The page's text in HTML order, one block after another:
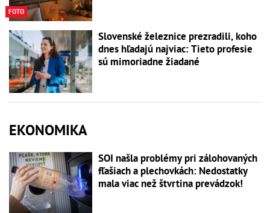
FOTO
Slovenské železnice prezradili, koho
dnes hľadajú najviac: Tieto profesie
sú mimoriadne žiadané
EKONOMIKA
SOI našla problémy pri zálohovaných
fľašiach a plechovkách: Nedostatky
mala viac než štvrtina prevádzok!